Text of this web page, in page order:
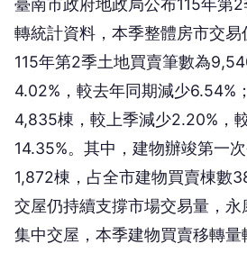
臺南市政府地政局公布115年第
轉統計資料，本季整體房市交易
115年第2季土地買賣筆數為
4.02%，較去年同期減少6.54%
4,835棟，較上季減少2.20%，
14.35%。其中，建物辦竣第一
1,872棟，占全市建物買賣棟數
交屋仍持續支撐市場交易量，
集中交屋，本季建物買賣移轉